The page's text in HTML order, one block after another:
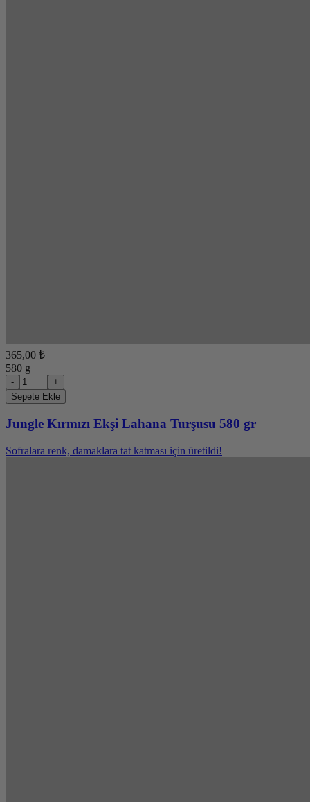
365,00 ₺
580 g
-
+
Sepete Ekle
Jungle Kırmızı Ekşi Lahana Turşusu 580 gr
Sofralara renk, damaklara tat katması için üretildi!